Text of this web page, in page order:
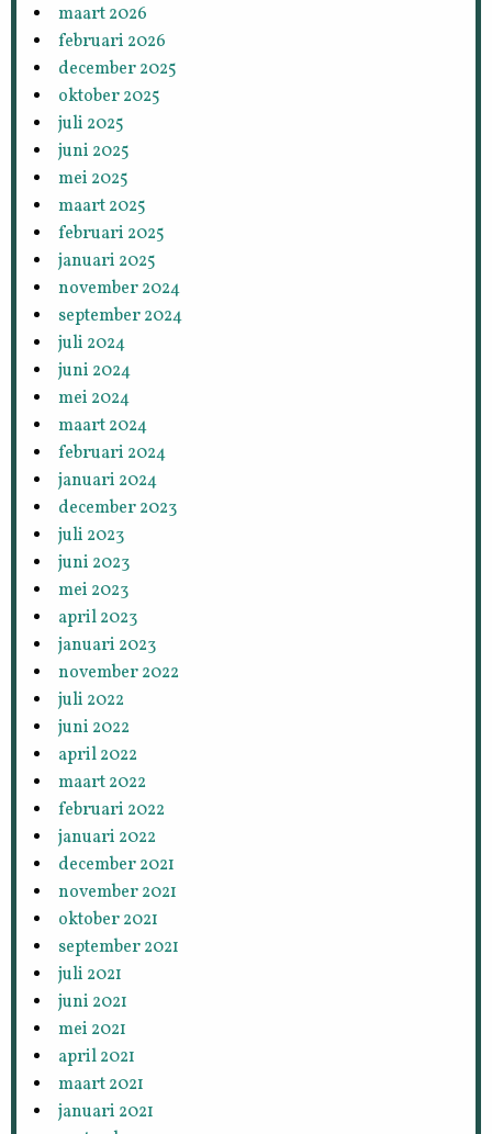
maart 2026
februari 2026
december 2025
oktober 2025
juli 2025
juni 2025
mei 2025
maart 2025
februari 2025
januari 2025
november 2024
september 2024
juli 2024
juni 2024
mei 2024
maart 2024
februari 2024
januari 2024
december 2023
juli 2023
juni 2023
mei 2023
april 2023
januari 2023
november 2022
juli 2022
juni 2022
april 2022
maart 2022
februari 2022
januari 2022
december 2021
november 2021
oktober 2021
september 2021
juli 2021
juni 2021
mei 2021
april 2021
maart 2021
januari 2021